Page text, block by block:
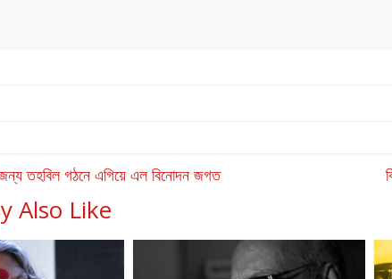
জন্য তহবিল গঠনে এগিয়ে এল বিনোদন জগত
Also Like